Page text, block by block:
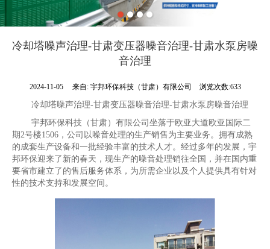
冷却塔噪声治理-甘肃变压器噪音治理-甘肃水泵房噪
音治理
2024-11-05 来自: 宇邦环保科技（甘肃）有限公司 浏览次数:633
冷却塔噪声治理-甘肃变压器噪音治理-甘肃水泵房噪音治理
宇邦环保科技（甘肃）有限公司坐落于欧亚大道欧亚国际二
期2号楼1506，公司以噪音处理的生产销售为主要业务。拥有成熟
的成套生产设备和一批经验丰富的技术人才。经过多年的发展，宇
邦环保迎来了新的春天，现生产的噪音处理销往全国，并在国内重
要省市建立了的售后服务体系，为所需企业以及个人提供具有针对
性的技术支持和发展空间。